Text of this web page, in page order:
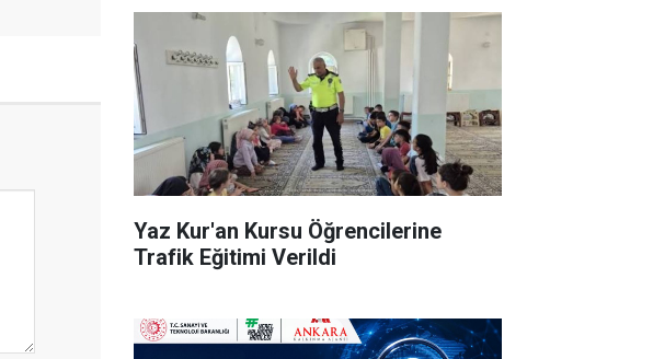
Yaz Kur'an Kursu Öğrencilerine
Trafik Eğitimi Verildi